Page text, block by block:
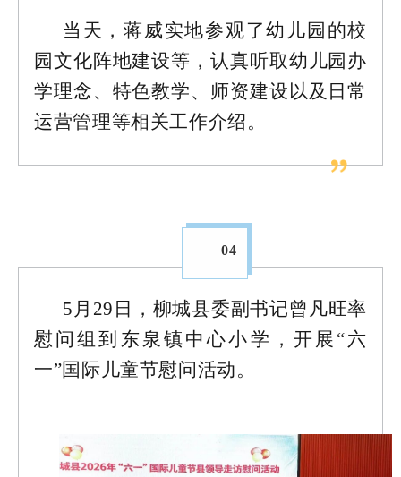
当天，蒋威实地参观了幼儿园的校
园文化阵地建设等，认真听取幼儿园办
学理念、特色教学、师资建设以及日常
运营管理等相关工作介绍。
04
5月29日，柳城县委副书记曾凡旺率
慰问组到东泉镇中心小学，开展“六
一”国际儿童节慰问活动。